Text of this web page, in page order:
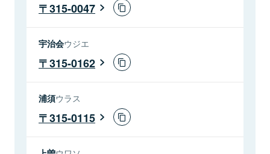
315-0047
宇治会ウジエ
315-0162
浦須ウラス
315-0115